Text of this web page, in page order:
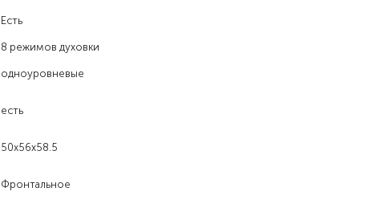
Есть
8 режимов духовки
одноуровневые
есть
50х56х58.5
Фронтальное